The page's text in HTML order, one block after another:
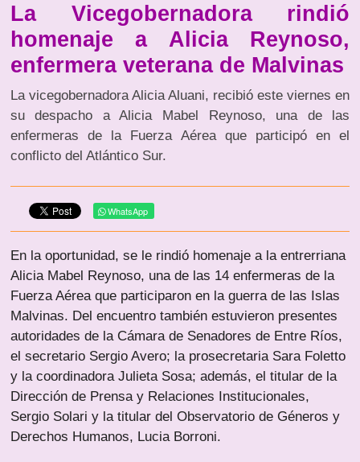
La Vicegobernadora rindió
homenaje a Alicia Reynoso,
enfermera veterana de Malvinas
La vicegobernadora Alicia Aluani, recibió este viernes en
su despacho a Alicia Mabel Reynoso, una de las
enfermeras de la Fuerza Aérea que participó en el
conflicto del Atlántico Sur.
WhatsApp
En la oportunidad, se le rindió homenaje a la entrerriana
Alicia Mabel Reynoso, una de las 14 enfermeras de la
Fuerza Aérea que participaron en la guerra de las Islas
Malvinas. Del encuentro también estuvieron presentes
autoridades de la Cámara de Senadores de Entre Ríos,
el secretario Sergio Avero; la prosecretaria Sara Foletto
y la coordinadora Julieta Sosa; además, el titular de la
Dirección de Prensa y Relaciones Institucionales,
Sergio Solari y la titular del Observatorio de Géneros y
Derechos Humanos, Lucia Borroni.